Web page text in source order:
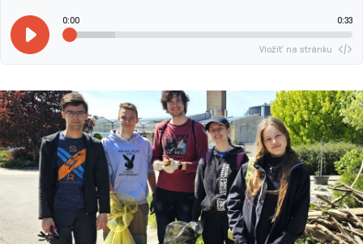
0:00 0:33
Vložiť na stránku